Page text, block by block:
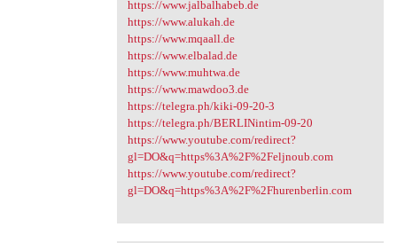
https://www.jalbalhabeb.de
https://www.alukah.de
https://www.mqaall.de
https://www.elbalad.de
https://www.muhtwa.de
https://www.mawdoo3.de
https://telegra.ph/kiki-09-20-3
https://telegra.ph/BERLINintim-09-20
https://www.youtube.com/redirect?
gl=DO&q=https%3A%2F%2Feljnoub.com
https://www.youtube.com/redirect?
gl=DO&q=https%3A%2F%2Fhurenberlin.com